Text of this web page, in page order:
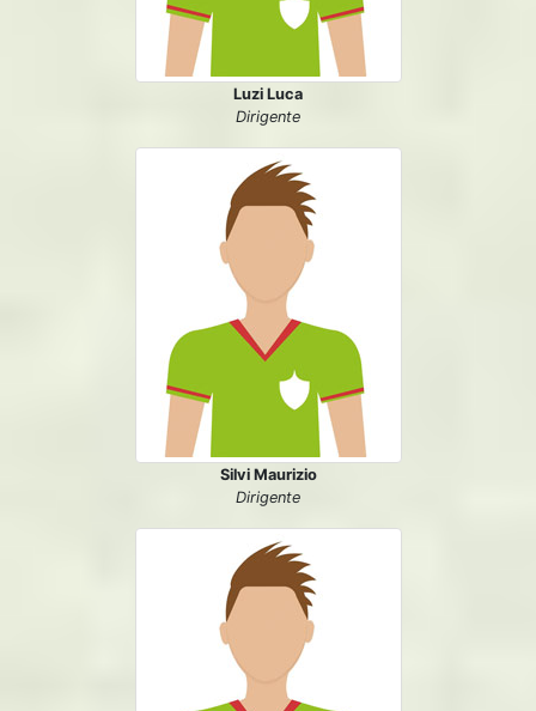
Luzi Luca
Dirigente
Silvi Maurizio
Dirigente